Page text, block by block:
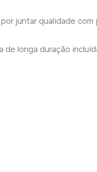
juntar qualidade com
de longa duração